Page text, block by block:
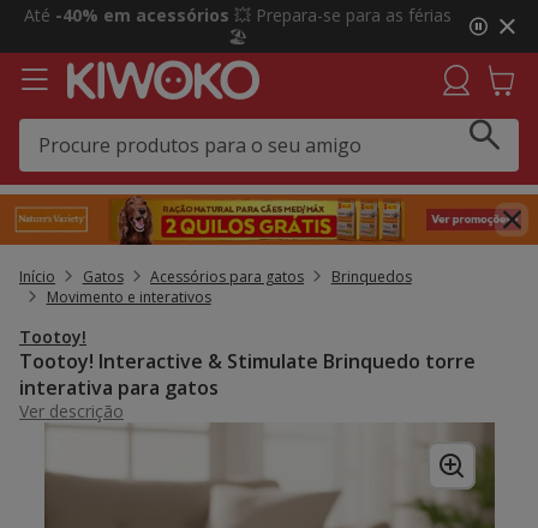
2
3,
mensagem,
Até -40% em acessórios 💥 Prepara-se para as férias
🏖️
Início Gatos Acessórios para gatos
Brinquedos
Movimento e interativos
Tootoy!
Tootoy! Interactive & Stimulate Brinquedo torre
interativa para gatos
Ver descrição